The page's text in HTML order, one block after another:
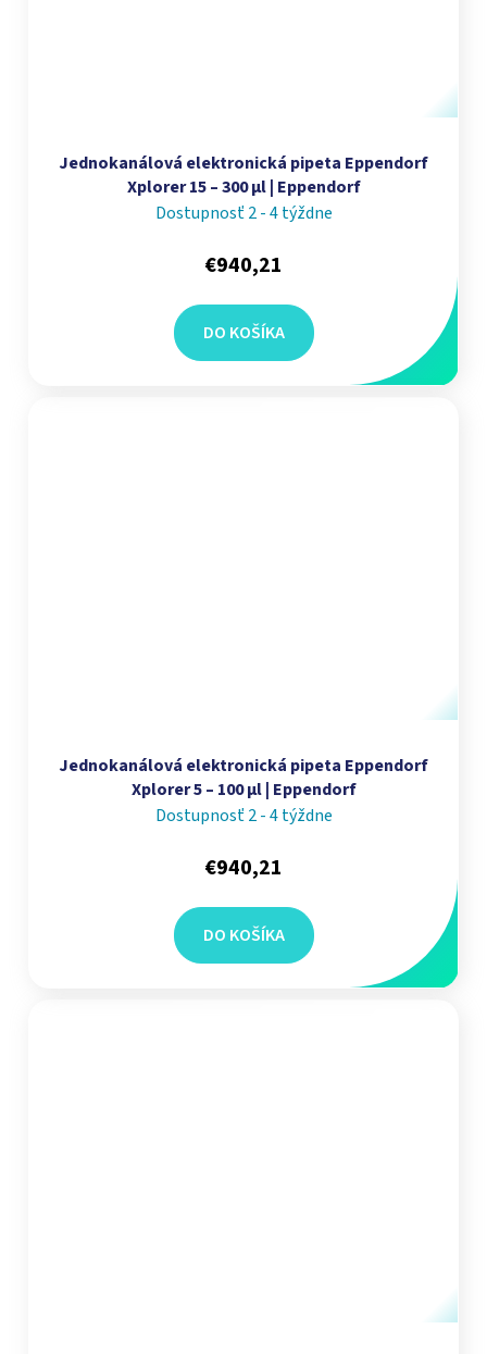
Jednokanálová elektronická pipeta Eppendorf
Xplorer 15 – 300 µl | Eppendorf
Dostupnosť 2 - 4 týždne
€940,21
DO KOŠÍKA
Jednokanálová elektronická pipeta Eppendorf
Xplorer 5 – 100 µl | Eppendorf
Dostupnosť 2 - 4 týždne
€940,21
DO KOŠÍKA